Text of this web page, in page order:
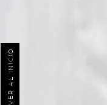
VOLVER AL INICIO